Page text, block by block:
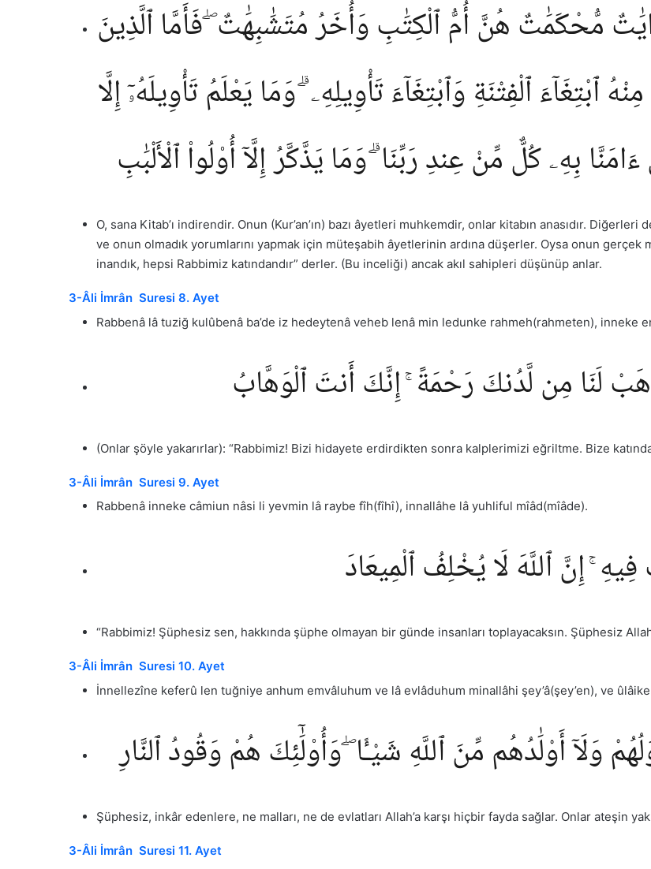
مُّحْكَمَٰتٌ هُنَّ أُمُّ ٱلْكِتَٰبِ وَأُخَرُ مُتَشَٰبِهَٰتٌ ۖ فَأَمَّا ٱلَّذِينَ
ٱلْفِتْنَةِ وَٱبْتِغَآءَ تَأْوِيلِهِۦ ۗ وَمَا يَعْلَمُ تَأْوِيلَهُۥٓ إِلَّا
بِهِۦ كُلٌّ مِّنْ عِندِ رَبِّنَا ۗ وَمَا يَذَّكَّرُ إِلَّآ أُو۟لُوا۟ ٱلْأَلْبَٰبِ
O, sana Kitab’ı indirendir. Onun (Kur’an’ın) bazı âyetleri muhkemdir, onlar kitabın anasıdır.
ve onun olmadık yorumlarını yapmak için müteşabih âyetlerinin ardına düşerler. Oysa onun gerçek
inandık, hepsi Rabbimiz katındandır” derler. (Bu inceliği) ancak akıl sahipleri düşünüp anlar.
3-Âli İmrân Suresi 8. Ayet
Rabbenâ lâ tuziğ kulûbenâ ba’de iz hedeytenâ veheb lenâ min ledunke rahmeh(rahmeten), inneke
وَهَبْ لَنَا مِن لَّدُنكَ رَحْمَةً ۚ إِنَّكَ أَنتَ ٱلْوَهَّابُ
(Onlar şöyle yakarırlar): “Rabbimiz! Bizi hidayete erdirdikten sonra kalplerimizi eğriltme. Bize
3-Âli İmrân Suresi 9. Ayet
Rabbenâ inneke câmiun nâsi li yevmin lâ raybe fîh(fîhî), innallâhe lâ yuhliful mîâd(mîâde).
إِنَّ ٱللَّهَ لَا يُخْلِفُ ٱلْمِيعَادَ
“Rabbimiz! Şüphesiz sen, hakkında şüphe olmayan bir günde insanları toplayacaksın. Şüphesiz
3-Âli İmrân Suresi 10. Ayet
İnnellezîne keferû len tuğniye anhum emvâluhum ve lâ evlâduhum minallâhi şey’â(şey’en), ve
وَلَآ أَوْلَٰدُهُم مِّنَ ٱللَّهِ شَيْـًٔا ۖ وَأُو۟لَٰٓئِكَ هُمْ وَقُودُ ٱلنَّارِ
Şüphesiz, inkâr edenlere, ne malları, ne de evlatları Allah’a karşı hiçbir fayda sağlar. Onlar ateşin
3-Âli İmrân Suresi 11. Ayet